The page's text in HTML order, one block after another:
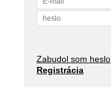
Zabudol som heslo
Registrácia